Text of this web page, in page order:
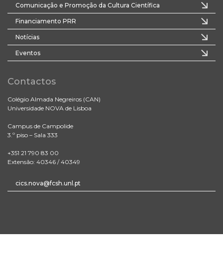
Comunicação e Promoção da Cultura Científica
Financiamento PRR
Notícias
Eventos
Contactos
Colégio Almada Negreiros (CAN)
Universidade NOVA de Lisboa
Campus de Campolide
3.º piso – Sala 333
+351 21 790 83 00
Extensão: 40346 / 40349
cics.nova@fcsh.unl.pt